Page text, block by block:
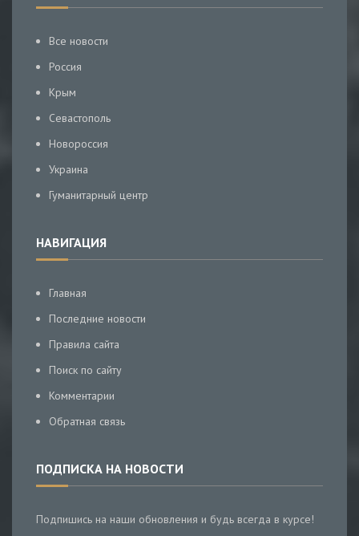
Все новости
Россия
Крым
Севастополь
Новороссия
Украина
Гуманитарный центр
НАВИГАЦИЯ
Главная
Последние новости
Правила сайта
Поиск по сайту
Комментарии
Обратная связь
ПОДПИСКА НА НОВОСТИ
Подпишись на наши обновления и будь всегда в курсе!